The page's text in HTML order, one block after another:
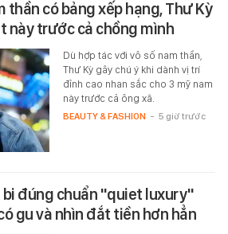
thần có bảng xếp hạng, Thư Kỳ
này trước cả chồng mình
Dù hợp tác với vô số nam thần,
Thư Kỳ gây chú ý khi dành vị trí
đỉnh cao nhan sắc cho 3 mỹ nam
này trước cả ông xã.
BEAUTY & FASHION - 5 giờ trước
bi đúng chuẩn "quiet luxury"
gu và nhìn đắt tiền hơn hẳn